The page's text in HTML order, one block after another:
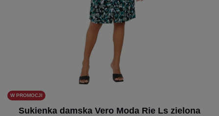
W PROMOCJI
Sukienka damska Vero Moda Rie Ls zielona